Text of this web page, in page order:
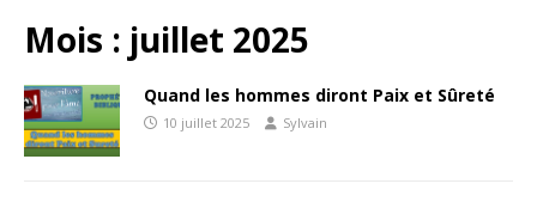
Mois : juillet 2025
Quand les hommes diront Paix et Sûreté
10 juillet 2025 Sylvain